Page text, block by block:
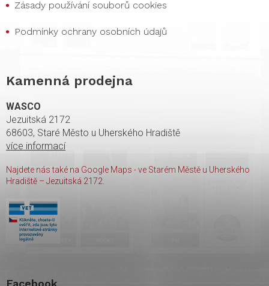
Zásady používání souborů cookies
Podmínky ochrany osobních údajů
Kamenná prodejna
WASCO
Jezuitská 2172
68603, Staré Město u Uherského Hradiště
více informací
Najdete nás také na Google Maps - ve Starém Městě u Uherského
Hradiště – Jezuitská 2172.